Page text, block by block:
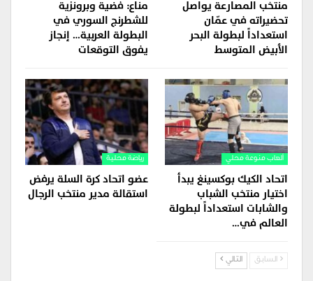
منتخب المصارعة يواصل
تحضيراته في عمّان
استعداداً لبطولة البحر
الأبيض المتوسط
مناع: فضية وبرونزية
للشطرنج السوري في
البطولة العربية… إنجاز
يفوق التوقعات
ألعاب منوعة محلي
اتحاد الكيك بوكسينغ يبدأ
اختيار منتخب الشباب
والشابات استعداداً لبطولة
العالم في…
رياضة محلية
عضو اتحاد كرة السلة يرفض
استقالة مدير منتخب الرجال
السابق التالي